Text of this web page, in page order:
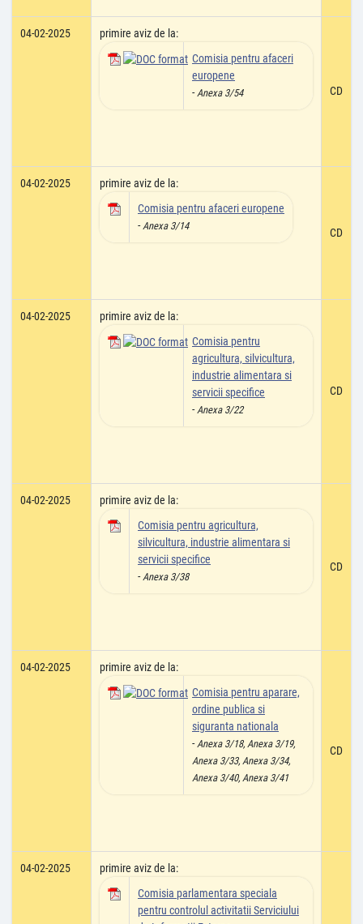
04-02-2025
primire aviz de la:
Comisia pentru afaceri
europene
-Anexa 3/54 CD
04-02-2025
primire aviz de la:
Comisia pentru afaceri europene
-Anexa 3/14
CD
04-02-2025
primire aviz de la:
Comisia pentru
agricultura, silvicultura,
industrie alimentara si
servicii specifice
-Anexa 3/22
CD
04-02-2025
primire aviz de la:
Comisia pentru agricultura,
silvicultura, industrie alimentara si
servicii specifice
-Anexa 3/38
CD
04-02-2025
primire aviz de la:
Comisia pentru aparare,
ordine publica si
siguranta nationala
-Anexa 3/18, Anexa 3/19,
Anexa 3/33, Anexa 3/34,
Anexa 3/40, Anexa 3/41
CD
04-02-2025
primire aviz de la:
Comisia parlamentara speciala
pentru controlul activitatii Serviciului